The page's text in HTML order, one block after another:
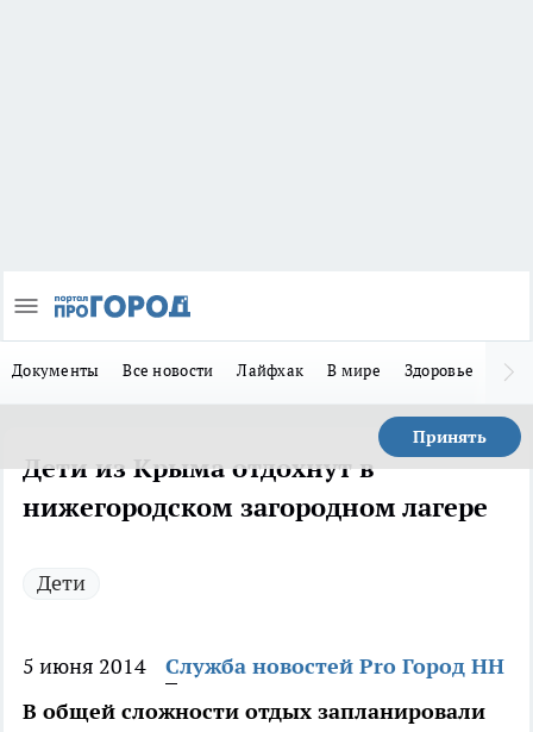
Документы Все новости Лайфхак В мире Здоровье
Принять
Дети из Крыма отдохнут в
нижегородском загородном лагере
Дети
5 июня 2014
Служба новостей Pro Город НН
В общей сложности отдых запланировали